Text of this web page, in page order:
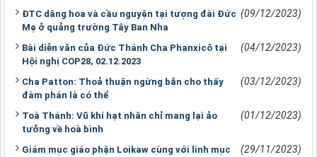
ĐTC dâng hoa và cầu nguyện tại tượng đài Đức
Mẹ ở quảng trường Tây Ban Nha
(09/12/2023)
Bài diễn văn của Đức Thánh Cha Phanxicô tại
Hội nghị COP28, 02.12.2023
(04/12/2023)
Cha Patton: Thoả thuận ngừng bắn cho thấy
đàm phán là có thể
(03/12/2023)
Toà Thánh: Vũ khí hạt nhân chỉ mang lại ảo
tưởng về hoà bình
(01/12/2023)
Giám mục giáo phận Loikaw cùng với linh mục
(29/11/2023)